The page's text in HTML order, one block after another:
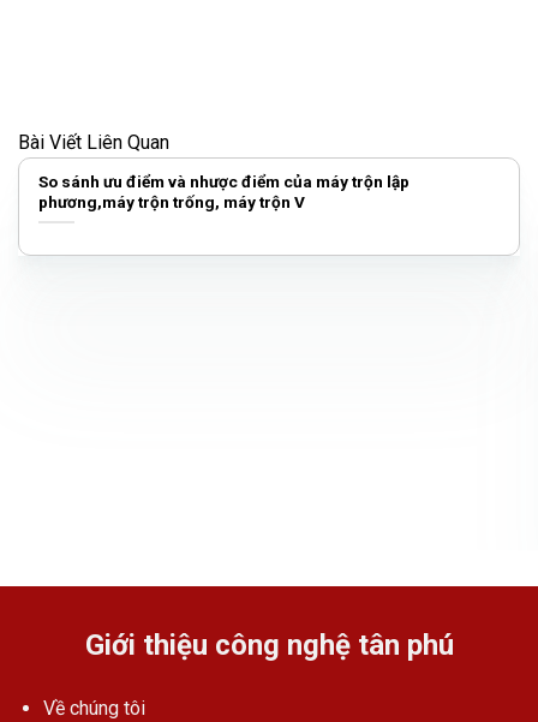
Bài Viết Liên Quan
So sánh ưu điểm và nhược điểm của máy trộn lập
phương,máy trộn trống, máy trộn V
Giới thiệu công nghệ tân phú
Về chúng tôi